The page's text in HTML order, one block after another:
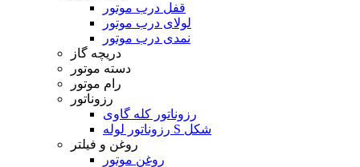
قفل درب موتور
لولای درب موتور
نمدی درب موتور
دریچه گاز
دسته موتور
رام موتور
رزوناتور
رزوناتور کله گاوی
رزوناتور لوله S شکل
روغن و فیلتر
روغن موتور